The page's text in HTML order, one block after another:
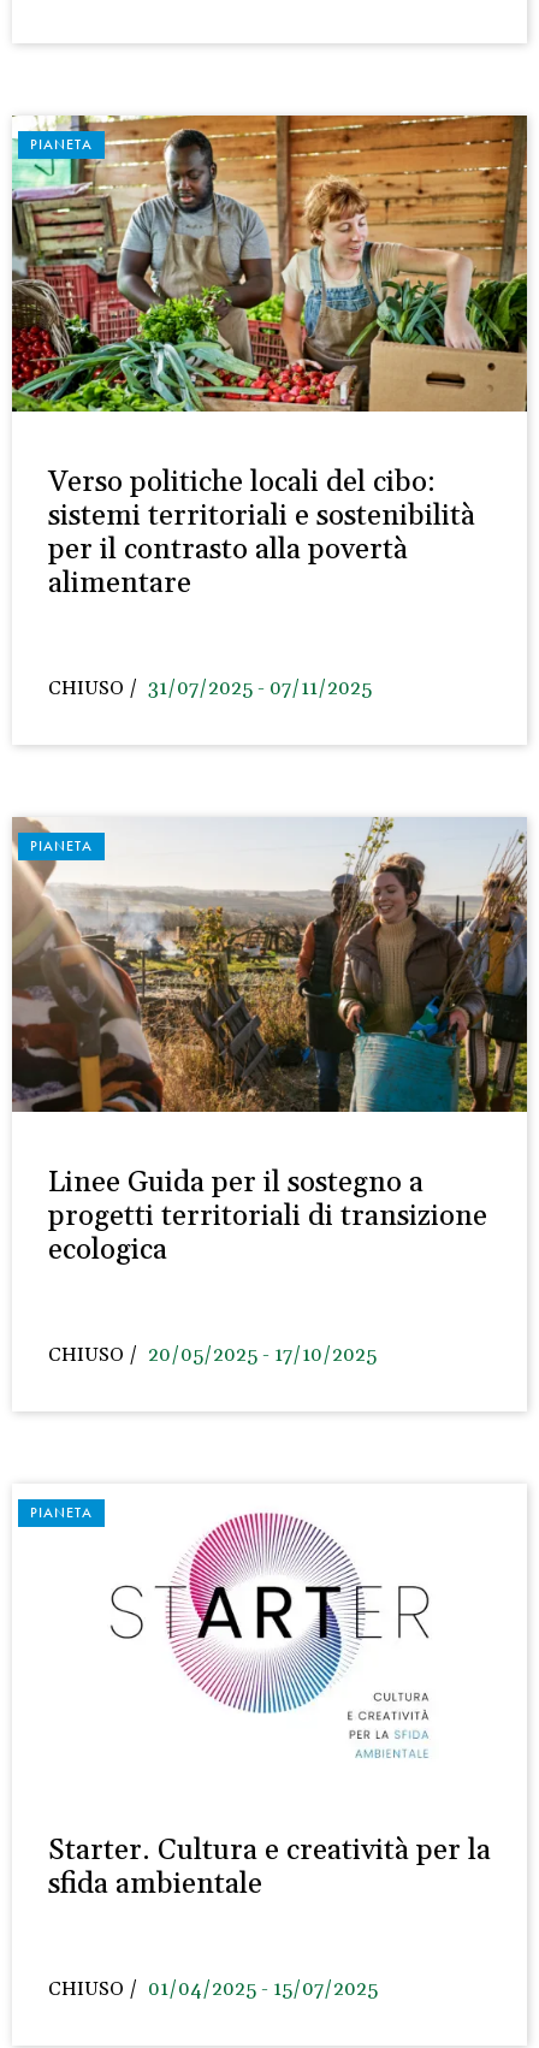
PIANETA
Verso politiche locali del cibo:
sistemi territoriali e sostenibilità
per il contrasto alla povertà
alimentare
CHIUSO 31/07/2025 - 07/11/2025
PIANETA
Linee Guida per il sostegno a
progetti territoriali di transizione
ecologica
CHIUSO 20/05/2025 - 17/10/2025
PIANETA
Starter. Cultura e creatività per la
sfida ambientale
CHIUSO 01/04/2025 - 15/07/2025